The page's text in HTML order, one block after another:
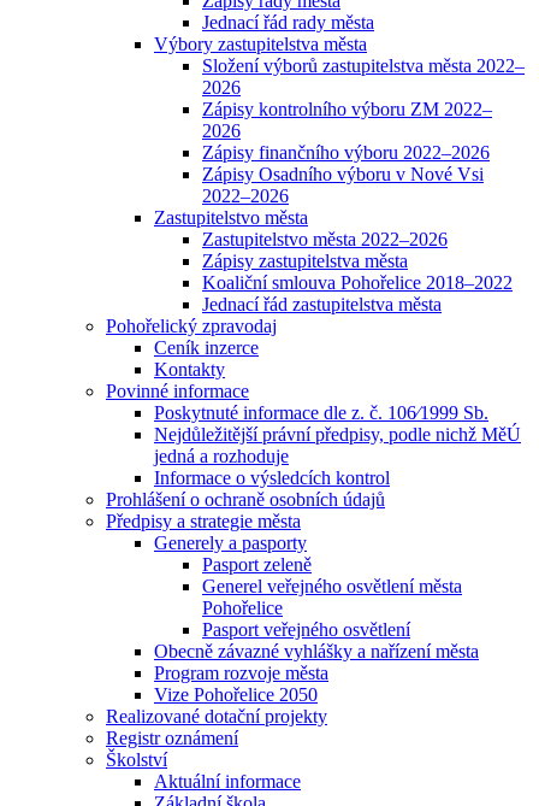
Jednací řád rady města
Výbory zastupitelstva města
Složení výborů zastupitelstva města 2022–
2026
Zápisy kontrolního výboru ZM 2022–
2026
Zápisy finančního výboru 2022–2026
Zápisy Osadního výboru v Nové Vsi
2022–2026
Zastupitelstvo města
Zastupitelstvo města 2022–2026
Zápisy zastupitelstva města
Koaliční smlouva Pohořelice 2018–2022
Jednací řád zastupitelstva města
Pohořelický zpravodaj
Ceník inzerce
Kontakty
Povinné informace
Poskytnuté informace dle z. č. 106⁄1999 Sb.
Nejdůležitější právní předpisy, podle nichž MěÚ
jedná a rozhoduje
Informace o výsledcích kontrol
Prohlášení o ochraně osobních údajů
Předpisy a strategie města
Generely a pasporty
Pasport zeleně
Generel veřejného osvětlení města
Pohořelice
Pasport veřejného osvětlení
Obecně závazné vyhlášky a nařízení města
Program rozvoje města
Vize Pohořelice 2050
Realizované dotační projekty
Registr oznámení
Školství
Aktuální informace